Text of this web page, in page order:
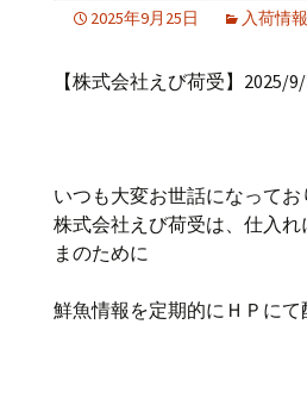
2025年9月25日 入荷情報
【株式会社えび荷受】2025/
いつも大変お世話になってお
株式会社えび荷受は、仕入れ
まのために
鮮魚情報を定期的にＨＰにて